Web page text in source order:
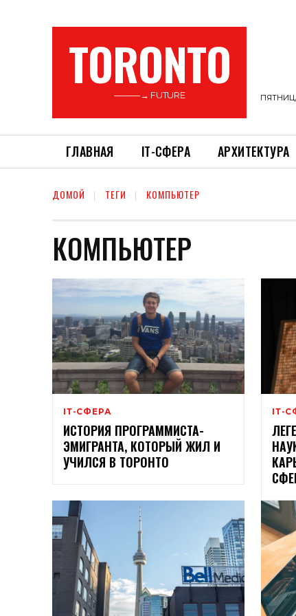
TORONTO
———→ FUTURE
ГЛАВНАЯ ІТ-СФЕРА АРХИТЕКТУРА
ДОМОЙ ТЕГИ КОМПЬЮТЕР
КОМПЬЮТЕР
ІТ-СФЕРА
ИСТОРИЯ ПРОГРАММИСТА-
ЭМИГРАНТА, КОТОРЫЙ ЖИЛ И
УЧИЛСЯ В ТОРОНТО
ІТ-